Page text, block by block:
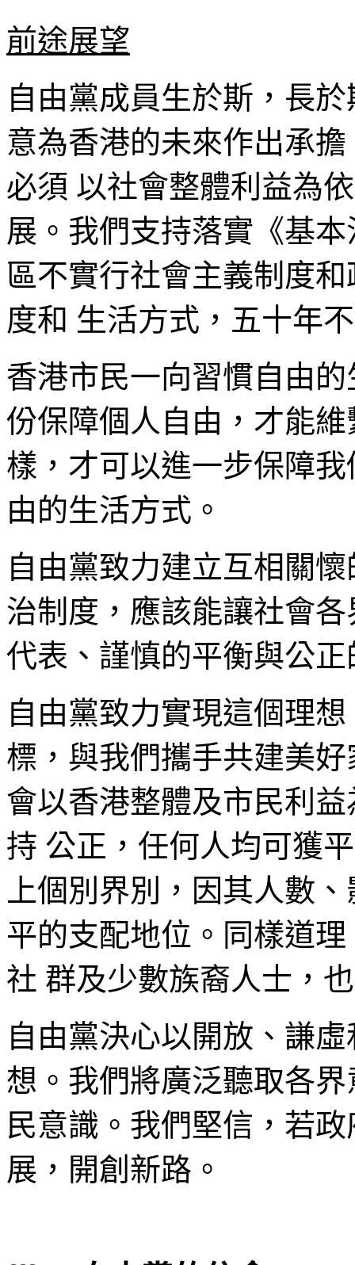
前途展望
自由黨成員生於斯，長
意為香港的未來作出承
必須 以社會整體利益為
展。我們支持落實《基
區不實行社會主義制度
度和 生活方式，五十年
香港市民一向習慣自由
份保障個人自由，才能
樣，才可以進一步保障
由的生活方式。
自由黨致力建立互相關
治制度，應該能讓社會
代表、謹慎的平衡與公
自由黨致力實現這個理
標，與我們攜手共建美
會以香港整體及市民利
持 公正，任何人均可獲
上個別界別，因其人數
平的支配地位。同樣道
社 群及少數族裔人士，
自由黨決心以開放、謙
想。我們將廣泛聽取各
民意識。我們堅信，若
展，開創新路。